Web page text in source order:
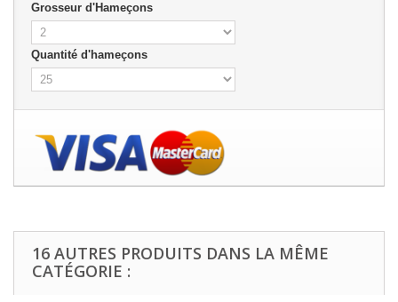
Grosseur d'Hameçons
Quantité d'hameçons
16 AUTRES PRODUITS DANS LA MÊME
CATÉGORIE :